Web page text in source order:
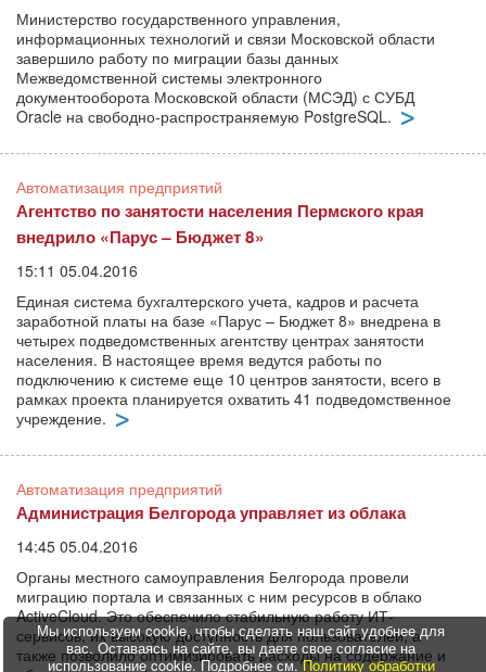
Министерство государственного управления,
информационных технологий и связи Московской области
завершило работу по миграции базы данных
Межведомственной системы электронного
документооборота Московской области (МСЭД) с СУБД
Oracle на свободно-распространяемую PostgreSQL.
Автоматизация предприятий
Агентство по занятости населения Пермского края
внедрило «Парус – Бюджет 8»
15:11 05.04.2016
Единая система бухгалтерского учета, кадров и расчета
заработной платы на базе «Парус – Бюджет 8» внедрена в
четырех подведомственных агентству центрах занятости
населения. В настоящее время ведутся работы по
подключению к системе еще 10 центров занятости, всего в
рамках проекта планируется охватить 41 подведомственное
учреждение.
Автоматизация предприятий
Администрация Белгорода управляет из облака
14:45 05.04.2016
Органы местного самоуправления Белгорода провели
миграцию портала и связанных с ним ресурсов в облако
ActiveCloud. Это обеспечило стабильную работу ИТ-
сервисов, их высокую доступность для пользователей, а
также позволило оптимизировать расходы на содержание и
Мы используем cookie, чтобы сделать наш сайт удобнее для
вас. Оставаясь на сайте, вы даете свое согласие на
использование cookie. Подробнее см.Политику обработки